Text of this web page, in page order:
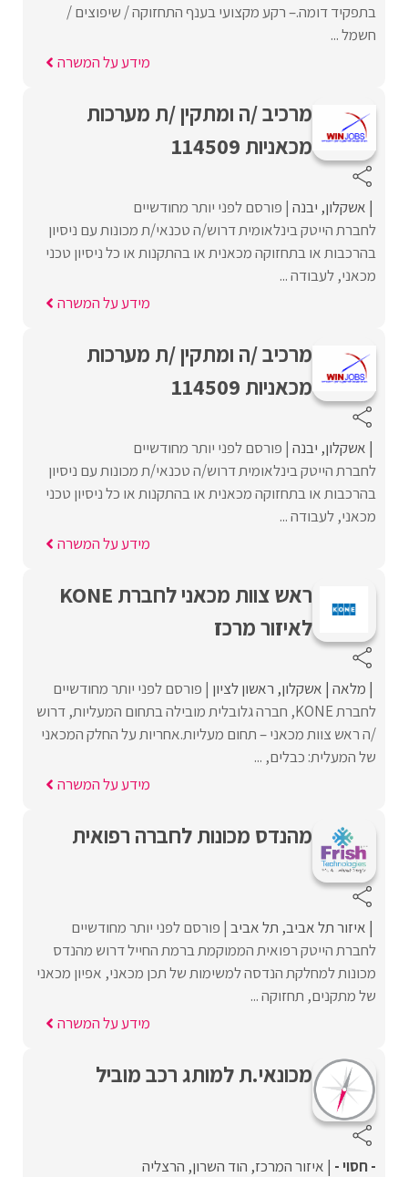
בתפקיד דומה.– רקע מקצועי בענף התחזוקה / שיפוצים /
חשמל ...
מידע על המשרה
מרכיב /ה ומתקין /ת מערכות
מכאניות 114509
אשקלון יבנה פורסם לפני יותר מחודשיים
לחברת הייטק בינלאומית דרוש/ה טכנאי/ת מכונות עם ניסיון
בהרכבות או בתחזוקה מכאנית או בהתקנות או כל ניסיון טכני
מכאני, לעבודה ...
מידע על המשרה
מרכיב /ה ומתקין /ת מערכות
מכאניות 114509
אשקלון יבנה פורסם לפני יותר מחודשיים
לחברת הייטק בינלאומית דרוש/ה טכנאי/ת מכונות עם ניסיון
בהרכבות או בתחזוקה מכאנית או בהתקנות או כל ניסיון טכני
מכאני, לעבודה ...
מידע על המשרה
ראש צוות מכאני לחברת KONE
לאיזור מרכז
מלאה אשקלון ראשון לציון פורסם לפני יותר מחודשיים
לחברת KONE, חברה גלובלית מובילה בתחום המעליות, דרוש
/ה ראש צוות מכאני – תחום מעליות.אחריות על החלק המכאני
של המעלית: כבלים, ...
מידע על המשרה
מהנדס מכונות לחברה רפואית
איזור תל אביב תל אביב פורסם לפני יותר מחודשיים
לחברת הייטק רפואית הממוקמת ברמת החייל דרוש מהנדס
מכונות למחלקת הנדסה למשימות של תכן מכאני, אפיון מכאני
של מתקנים, תחזוקה ...
מידע על המשרה
מכונאי.ת למותג רכב מוביל
- חסוי - איזור המרכז הוד השרון הרצליה